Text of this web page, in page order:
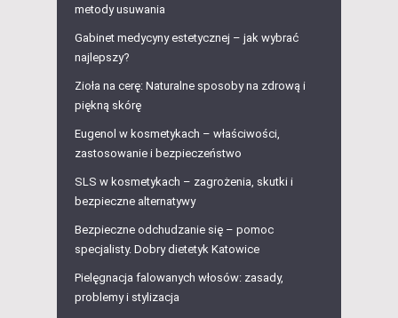
metody usuwania
Gabinet medycyny estetycznej – jak wybrać
najlepszy?
Zioła na cerę: Naturalne sposoby na zdrową i
piękną skórę
Eugenol w kosmetykach – właściwości,
zastosowanie i bezpieczeństwo
SLS w kosmetykach – zagrożenia, skutki i
bezpieczne alternatywy
Bezpieczne odchudzanie się – pomoc
specjalisty. Dobry dietetyk Katowice
Pielęgnacja falowanych włosów: zasady,
problemy i stylizacja